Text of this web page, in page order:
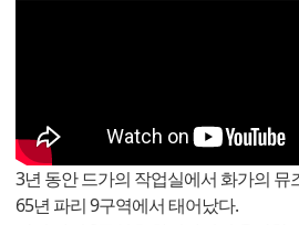
3년 동안 드가의 작업실에서 화가의
65년 파리 9구역에서 태어났다.